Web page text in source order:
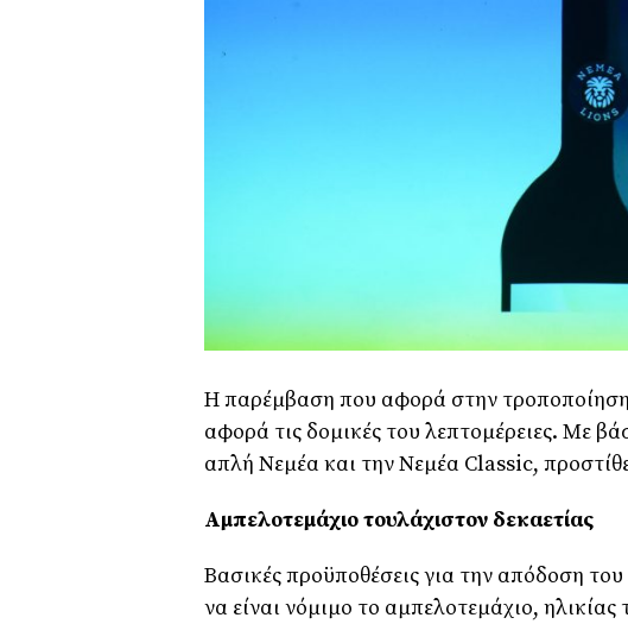
Η παρέμβαση που αφορά στην
αφορά τις δομικές του λεπτομέρειες. Με
απλή Νεμέα και την Νεμέα Classic,
Αμπελοτεμάχιο τουλάχιστον δεκαετίας
Βασικές προϋποθέσεις για την απόδοση
να είναι νόμιμο το αμπελοτεμάχιο, ηλικίας